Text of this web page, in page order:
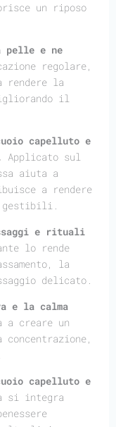
un riposo
pelle e ne
regolare,
la
il
capelluto e
Applicato sul
aiuta a
a rendere
gestibili.
e rituali
lo rende
la
delicato.
e la calma
creare un
capelluto e
si integra